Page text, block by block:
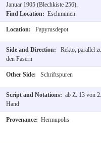
Januar 1905 (Blechkiste 256).
Find Location: Eschmunen
Location: Papyrusdepot
Side and Direction:
Rekto, parallel
den Fasern
Other Side: Schriftspuren
Script and Notations: ab Z. 13 von 2.
Hand
Provenance: Hermupolis